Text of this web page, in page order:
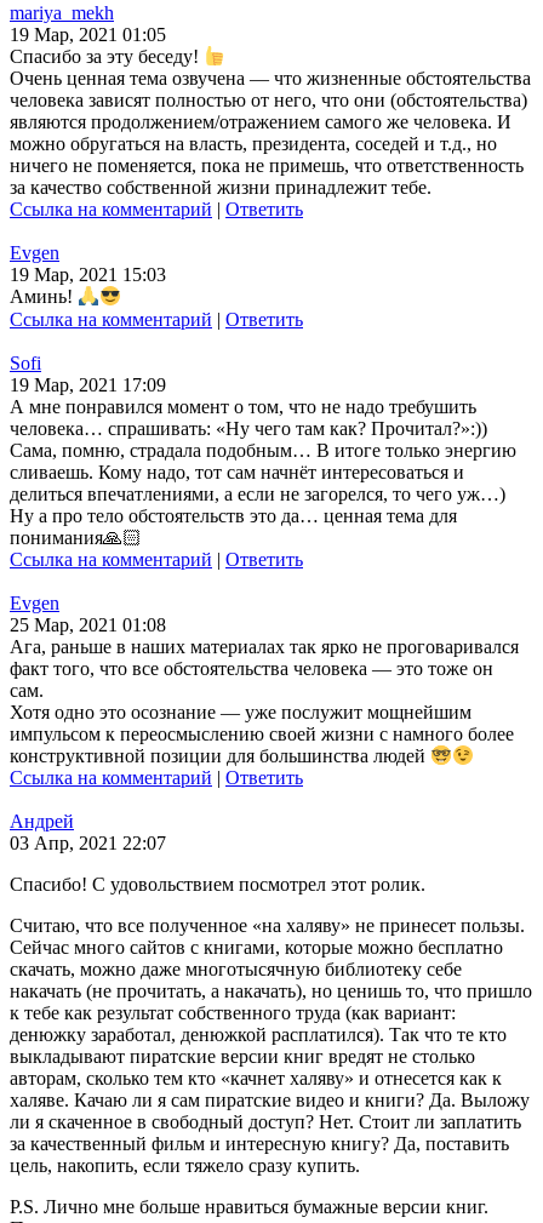
mariya_mekh
19 Мар, 2021 01:05
Спасибо за эту беседу!
Очень ценная тема озвучена — что жизненные обстоятельства
человека зависят полностью от него, что они (обстоятельства)
являются продолжением/отражением самого же человека. И
можно обругаться на власть, президента, соседей и т.д., но
ничего не поменяется, пока не примешь, что ответственность
за качество собственной жизни принадлежит тебе.
Ссылка на комментарий | Ответить
Evgen
19 Мар, 2021 15:03
Аминь!
Ссылка на комментарий | Ответить
Sofi
19 Мар, 2021 17:09
А мне понравился момент о том, что не надо требушить
человека… спрашивать: «Ну чего там как? Прочитал?»:))
Сама, помню, страдала подобным… В итоге только энергию
сливаешь. Кому надо, тот сам начнёт интересоваться и
делиться впечатлениями, а если не загорелся, то чего уж…)
Ну а про тело обстоятельств это да… ценная тема для
понимания🙏🏻
Ссылка на комментарий | Ответить
Evgen
25 Мар, 2021 01:08
Ага, раньше в наших материалах так ярко не проговаривался
факт того, что все обстоятельства человека — это тоже он
сам.
Хотя одно это осознание — уже послужит мощнейшим
импульсом к переосмыслению своей жизни с намного более
конструктивной позиции для большинства людей
Ссылка на комментарий | Ответить
Андрей
03 Апр, 2021 22:07
Спасибо! С удовольствием посмотрел этот ролик.
Считаю, что все полученное «на халяву» не принесет пользы.
Сейчас много сайтов с книгами, которые можно бесплатно
скачать, можно даже многотысячную библиотеку себе
накачать (не прочитать, а накачать), но ценишь то, что пришло
к тебе как результат собственного труда (как вариант:
денюжку заработал, денюжкой расплатился). Так что те кто
выкладывают пиратские версии книг вредят не столько
авторам, сколько тем кто «качнет халяву» и отнесется как к
халяве. Качаю ли я сам пиратские видео и книги? Да. Выложу
ли я скаченное в свободный доступ? Нет. Стоит ли заплатить
за качественный фильм и интересную книгу? Да, поставить
цель, накопить, если тяжело сразу купить.
P.S. Лично мне больше нравиться бумажные версии книг.